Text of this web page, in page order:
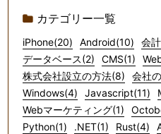
カテゴリー一覧
iPhone(20) Android(10) 会
データベース(2)
CMS(1)
株式会社設立の方法(8)
会社
Windows(4)
Javascript(11)
Webマーケティング(1)
Python(1)
.NET(1) Rust(4)